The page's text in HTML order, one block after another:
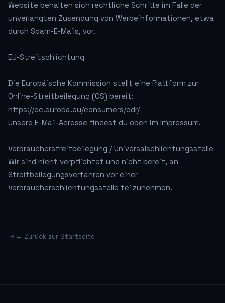
Website behalten sich rechtliche Schritte im Falle der
unverlangten Zusendung von Werbeinformationen, etwa
durch Spam-E-Mails, vor.
EU-Streitschlichtung
Die Europäische Kommission stellt eine Plattform zur
Online-Streitbeilegung (OS) bereit:
https://ec.europa.eu/consumers/odr/
Unsere E-Mail-Adresse findest du oben im Impressum.
Verbraucherstreitbeilegung / Universalschlichtungsstelle
Wir sind nicht verpflichtet und nicht bereit, an
Streitbeilegungsverfahren vor einer
Verbraucherschlichtungsstelle teilzunehmen.
← Zurück zur Startseite